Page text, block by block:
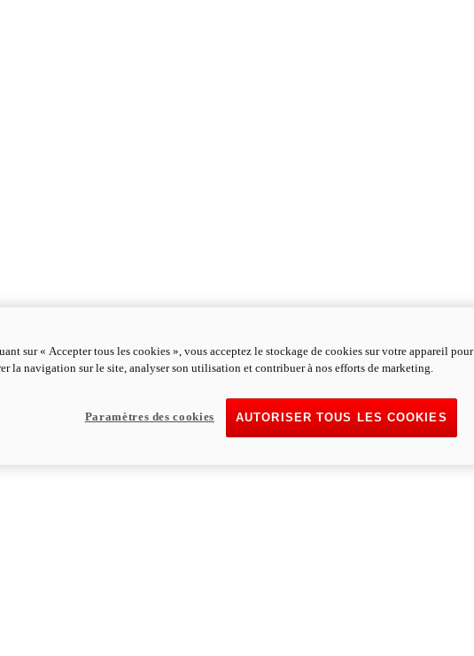
sur « Accepter tous les cookies », vous acceptez le stockage de cookies sur votre appareil pour
la navigation sur le site, analyser son utilisation et contribuer à nos efforts de marketing.
AUTORISER TOUS LES COOKIES
Paramètres des cookies